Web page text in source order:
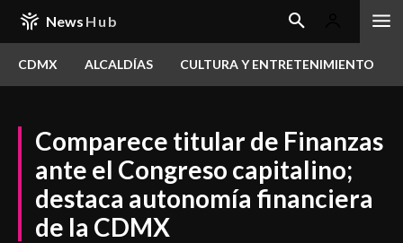
News Hub
CDMX ALCALDÍAS CULTURA Y ENTRETENIMIENTO
Comparece titular de Finanzas
ante el Congreso capitalino;
destaca autonomía financiera
de la CDMX